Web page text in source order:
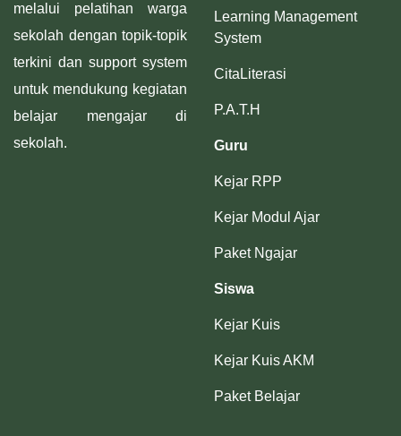
melalui pelatihan warga
sekolah dengan topik-topik
terkini dan support system
untuk mendukung kegiatan
belajar mengajar di
sekolah.
Learning Management
System
CitaLiterasi
P.A.T.H
Guru
Kejar RPP
Kejar Modul Ajar
Paket Ngajar
Siswa
Kejar Kuis
Kejar Kuis AKM
Paket Belajar